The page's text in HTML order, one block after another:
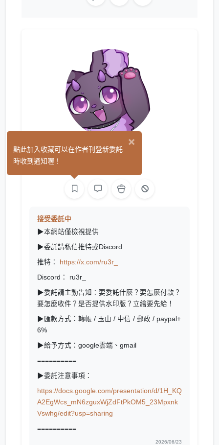
他(子)
接受委託中
▶本網站僅檢視提供
▶委託請私信推特或Discord
推特： https://x.com/ru3r_
Discord： ru3r_
▶委託請主動告知：要委託什麼？要怎麼付款？
要怎麼收件？ 是否提供水印版？ 立繪要先給！
▶匯款方式：轉帳 / 玉山 / 中信 / 郵政 / paypal+
6%
▶給予方式：google雲端、gmail
==========
▶委託注意事項：
https://docs.google.com/presentation/d/1H_KQ
A2EgWcs_mN6zguxWjZdFtPkOM5_23Mpxnk
Vswhg/edit?usp=sharing
==========
2026/06/23
×
點此加入收藏可以在作者刊登新委託
時收到通知喔！